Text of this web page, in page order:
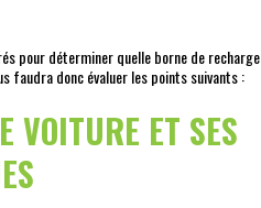
pour déterminer quelle borne de recharge
faudra donc évaluer les points suivants :
VOITURE ET SES